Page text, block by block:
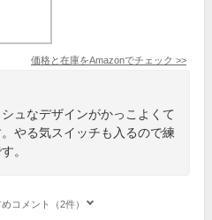
価格と在庫をAmazonでチェック >>
ュなデザインがかっこよくて
やる気スイッチも入るので練
。
コメント（2件）